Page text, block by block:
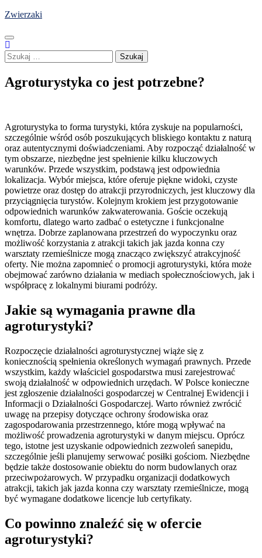
Skip
content
Zwierzaki
Szukaj:
Agroturystyka co jest potrzebne?
Agroturystyka to forma turystyki, która zyskuje na popularności,
szczególnie wśród osób poszukujących bliskiego kontaktu z naturą
oraz autentycznymi doświadczeniami. Aby rozpocząć działalność w
tym obszarze, niezbędne jest spełnienie kilku kluczowych
warunków. Przede wszystkim, podstawą jest odpowiednia
lokalizacja. Wybór miejsca, które oferuje piękne widoki, czyste
powietrze oraz dostęp do atrakcji przyrodniczych, jest kluczowy dla
przyciągnięcia turystów. Kolejnym krokiem jest przygotowanie
odpowiednich warunków zakwaterowania. Goście oczekują
komfortu, dlatego warto zadbać o estetyczne i funkcjonalne
wnętrza. Dobrze zaplanowana przestrzeń do wypoczynku oraz
możliwość korzystania z atrakcji takich jak jazda konna czy
warsztaty rzemieślnicze mogą znacząco zwiększyć atrakcyjność
oferty. Nie można zapomnieć o promocji agroturystyki, która może
obejmować zarówno działania w mediach społecznościowych, jak i
współpracę z lokalnymi biurami podróży.
Jakie są wymagania prawne dla
agroturystyki?
Rozpoczęcie działalności agroturystycznej wiąże się z
koniecznością spełnienia określonych wymagań prawnych. Przede
wszystkim, każdy właściciel gospodarstwa musi zarejestrować
swoją działalność w odpowiednich urzędach. W Polsce konieczne
jest zgłoszenie działalności gospodarczej w Centralnej Ewidencji i
Informacji o Działalności Gospodarczej. Warto również zwrócić
uwagę na przepisy dotyczące ochrony środowiska oraz
zagospodarowania przestrzennego, które mogą wpływać na
możliwość prowadzenia agroturystyki w danym miejscu. Oprócz
tego, istotne jest uzyskanie odpowiednich zezwoleń sanepidu,
szczególnie jeśli planujemy serwować posiłki gościom. Niezbędne
będzie także dostosowanie obiektu do norm budowlanych oraz
przeciwpożarowych. W przypadku organizacji dodatkowych
atrakcji, takich jak jazda konna czy warsztaty rzemieślnicze, mogą
być wymagane dodatkowe licencje lub certyfikaty.
Co powinno znaleźć się w ofercie
agroturystyki?